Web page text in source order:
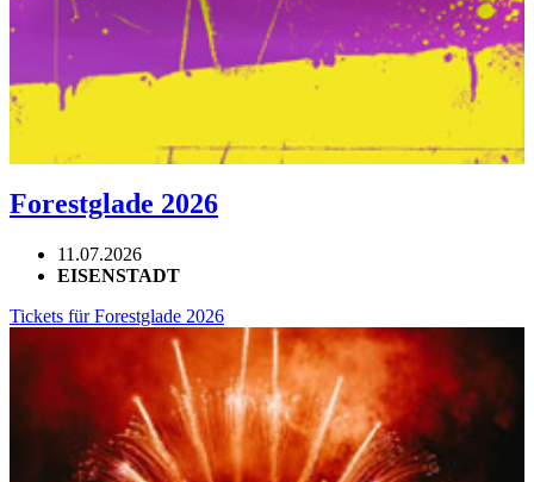
Forestglade 2026
11.07.2026
EISENSTADT
Tickets für Forestglade 2026